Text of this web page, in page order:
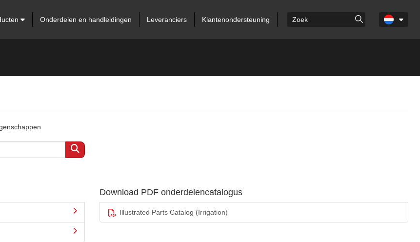
Onderdelen en handleidingen Leveranciers Klantenondersteuning
Download PDF onderdelencatalogus
Illustrated Parts Catalog (Irrigation)